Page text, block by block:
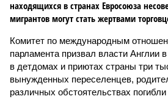
находящихся в странах Евросоюза
мигрантов могут стать жертвами
Комитет по международным
парламента призвал власти Англии
в детдомах и приютах страны три
вынужденных переселенцев,
различных обстоятельствах